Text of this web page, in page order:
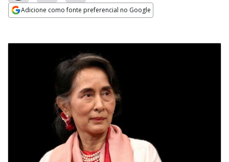
Adicione como fonte preferencial no Google